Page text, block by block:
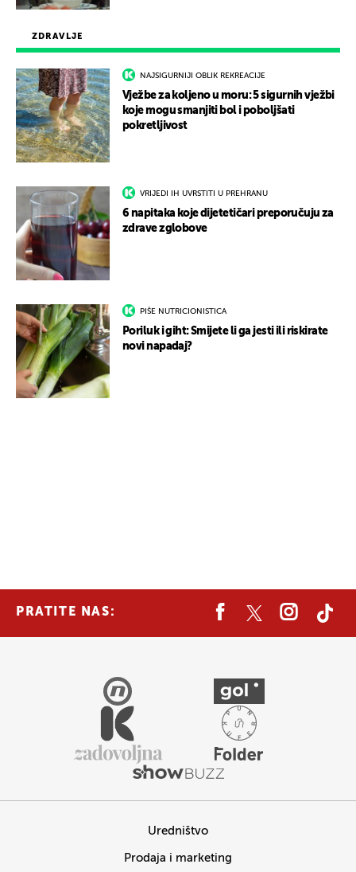
ZDRAVLJE
NAJSIGURNIJI OBLIK REKREACIJE
Vježbe za koljeno u moru: 5 sigurnih vježbi
koje mogu smanjiti bol i poboljšati
pokretljivost
VRIJEDI IH UVRSTITI U PREHRANU
6 napitaka koje dijetetičari preporučuju za
zdrave zglobove
PIŠE NUTRICIONISTICA
Poriluk i giht: Smijete li ga jesti ili riskirate
novi napadaj?
PRATITE NAS:
Uredništvo
Prodaja i marketing